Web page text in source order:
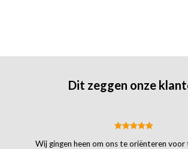
Dit zeggen onze
Wij gingen heen om ons te oriënteren